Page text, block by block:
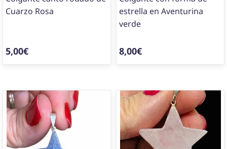
Cuarzo Rosa
5,00€
estrella en Aventurina
verde
8,00€